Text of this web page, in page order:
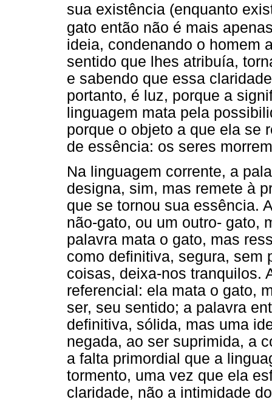
sua existência (enquanto
gato então não é mais
ideia, condenando o homem
sentido que lhes atribuía,
e sabendo que essa
portanto, é luz, porque a
linguagem mata pela
porque o objeto a que ela se
de essência: os seres
Na linguagem corrente, a
designa, sim, mas remete à
que se tornou sua essência.
não-gato, ou um outro- gato,
palavra mata o gato, mas
como definitiva, segura, sem
coisas, deixa-nos tranquilos.
referencial: ela mata o gato,
ser, seu sentido; a palavra
definitiva, sólida, mas uma
negada, ao ser suprimida, a
a falta primordial que a
tormento, uma vez que ela
claridade, não a intimidade